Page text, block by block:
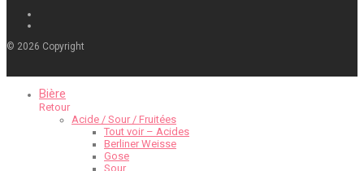
© 2026 Copyright
Bière
Retour
Acide / Sour / Fruitées
Tout voir – Acides
Berliner Weisse
Gose
Sour